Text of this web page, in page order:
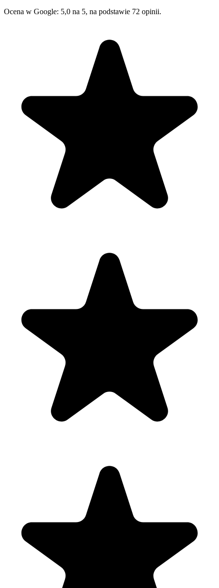
Ocena w Google: 5,0 na 5, na podstawie 72 opinii.